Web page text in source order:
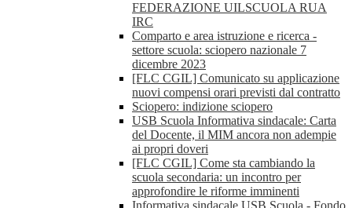
FEDERAZIONE UILSCUOLA RUA
IRC
Comparto e area istruzione e ricerca -
settore scuola: sciopero nazionale 7
dicembre 2023
[FLC CGIL] Comunicato su applicazione
nuovi compensi orari previsti dal contratto
Sciopero: indizione sciopero
USB Scuola Informativa sindacale: Carta
del Docente, il MIM ancora non adempie
ai propri doveri
[FLC CGIL] Come sta cambiando la
scuola secondaria: un incontro per
approfondire le riforme imminenti